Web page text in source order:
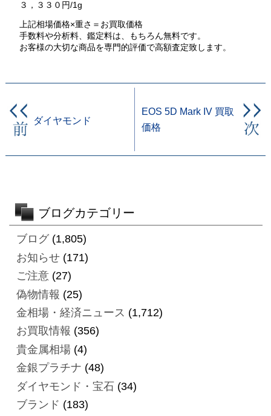
３，３３０円/1g
上記相場価格×重さ＝お買取価格
手数料や分析料、鑑定料は、もちろん無料です。
お客様の大切な商品を専門的評価で高額査定致します。
ダイヤモンド
EOS 5D Mark IV 買取
価格
ブログカテゴリー
ブログ(1,805)
お知らせ(171)
ご注意(27)
偽物情報 (25)
金相場・経済ニュース (1,712)
お買取情報 (356)
貴金属相場(4)
金銀プラチナ (48)
ダイヤモンド・宝石(34)
ブランド (183)